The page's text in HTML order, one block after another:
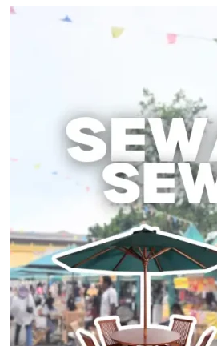
Sewa
Parasol
Nyaman
untuk
Acara
Outdoor